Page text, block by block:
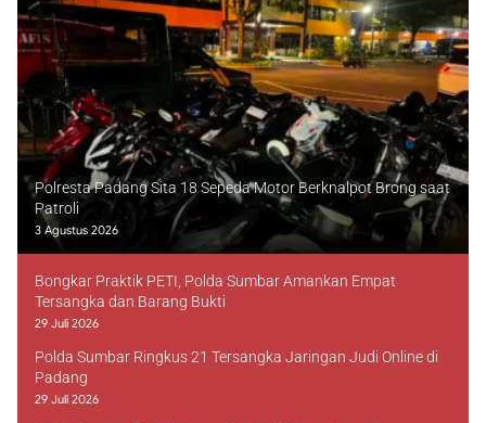
Polresta Padang Sita 18 Sepeda Motor Berknalpot Brong saat
Patroli
3 Agustus 2026
Bongkar Praktik PETI, Polda Sumbar Amankan Empat
Tersangka dan Barang Bukti
29 Juli 2026
Polda Sumbar Ringkus 21 Tersangka Jaringan Judi Online di
Padang
29 Juli 2026